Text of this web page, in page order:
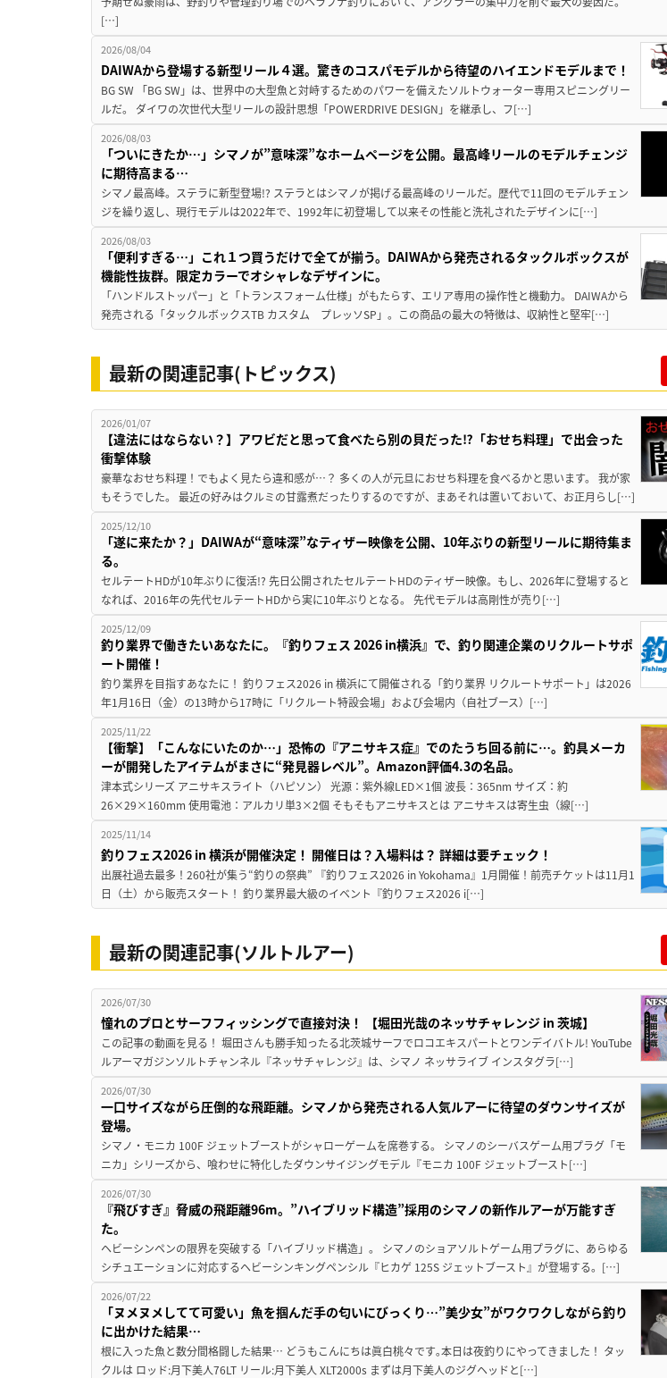
[…]
2026/08/04
DAIWAから登場する新型リール４選。驚きのコスパモデルから待望のハイエンドモデルまで！
BG SW 「BG SW」は、世界中の大型魚と対峙するためのパワーを備えたソルトウォーター専用スピニングリー
ルだ。 ダイワの次世代大型リールの設計思想「POWERDRIVE DESIGN」を継承し、フ[…]
2026/08/03
「ついにきたか…」シマノが”意味深”なホームページを公開。最高峰リールのモデルチェンジ
に期待高まる…
シマノ最高峰。ステラに新型登場!? ステラとはシマノが掲げる最高峰のリールだ。歴代で11回のモデルチェン
ジを繰り返し、現行モデルは2022年で、1992年に初登場して以来その性能と洗礼されたデザインに[…]
2026/08/03
「便利すぎる…」これ１つ買うだけで全てが揃う。DAIWAから発売されるタックルボックスが
機能性抜群。限定カラーでオシャレなデザインに。
「ハンドルストッパー」と「トランスフォーム仕様」がもたらす、エリア専用の操作性と機動力。 DAIWAから
発売される「タックルボックスTB カスタム プレッソSP」。この商品の最大の特徴は、収納性と堅牢[…]
最新の関連記事(トピックス)
2026/01/07
【違法にはならない？】アワビだと思って食べたら別の貝だった⁉「おせち料理」で出会った
衝撃体験
豪華なおせち料理！でもよく見たら違和感が…？ 多くの人が元旦におせち料理を食べるかと思います。 我が家
もそうでした。 最近の好みはクルミの甘露煮だったりするのですが、まあそれは置いておいて、お正月らし[…]
2025/12/10
「遂に来たか？」DAIWAが“意味深”なティザー映像を公開、10年ぶりの新型リールに期待集ま
る。
セルテートHDが10年ぶりに復活!? 先日公開されたセルテートHDのティザー映像。もし、2026年に登場すると
なれば、2016年の先代セルテートHDから実に10年ぶりとなる。 先代モデルは高剛性が売り[…]
2025/12/09
釣り業界で働きたいあなたに。『釣りフェス 2026 in横浜』で、釣り関連企業のリクルートサポ
ート開催！
釣り業界を目指すあなたに！ 釣りフェス2026 in 横浜にて開催される「釣り業界 リクルートサポート」は2026
年1月16日（金）の13時から17時に「リクルート特設会場」および会場内（自社ブース）[…]
2025/11/22
【衝撃】「こんなにいたのか…」恐怖の『アニサキス症』でのたうち回る前に…。釣具メーカ
ーが開発したアイテムがまさに“発見器レベル”。Amazon評価4.3の名品。
津本式シリーズ アニサキスライト（ハピソン） 光源：紫外線LED×1個 波長：365nm サイズ：約
26×29×160mm 使用電池：アルカリ単3×2個 そもそもアニサキスとは アニサキスは寄生虫（線[…]
2025/11/14
釣りフェス2026 in 横浜が開催決定！ 開催日は？入場料は？ 詳細は要チェック！
出展社過去最多！260社が集う“釣りの祭典” 『釣りフェス2026 in Yokohama』1月開催！前売チケットは11月1
日（土）から販売スタート！ 釣り業界最大級のイベント『釣りフェス2026 i[…]
最新の関連記事(ソルトルアー)
2026/07/30
憧れのプロとサーフフィッシングで直接対決！ 【堀田光哉のネッサチャレンジ in 茨城】
この記事の動画を見る！ 堀田さんも勝手知ったる北茨城サーフでロコエキスパートとワンデイバトル! YouTube
ルアーマガジンソルトチャンネル『ネッサチャレンジ』は、シマノ ネッサライブ インスタグラ[…]
2026/07/30
一口サイズながら圧倒的な飛距離。シマノから発売される人気ルアーに待望のダウンサイズが
登場。
シマノ・モニカ 100F ジェットブーストがシャローゲームを席巻する。 シマノのシーバスゲーム用プラグ「モ
ニカ」シリーズから、喰わせに特化したダウンサイジングモデル『モニカ 100F ジェットブースト[…]
2026/07/30
『飛びすぎ』脅威の飛距離96m。”ハイブリッド構造”採用のシマノの新作ルアーが万能すぎ
た。
ヘビーシンペンの限界を突破する「ハイブリッド構造」。 シマノのショアソルトゲーム用プラグに、あらゆる
シチュエーションに対応するヘビーシンキングペンシル『ヒカゲ 125S ジェットブースト』が登場する。[…]
2026/07/22
「ヌメヌメしてて可愛い」魚を掴んだ手の匂いにびっくり…”美少女”がワクワクしながら釣り
に出かけた結果…
根に入った魚と数分間格闘した結果… どうもこんにちは眞白桃々です｡本日は夜釣りにやってきました！ タッ
クルは ロッド:月下美人76LT リール:月下美人 XLT2000s まずは月下美人のジグヘッドと[…]